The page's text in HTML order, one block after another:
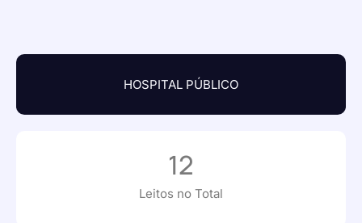
HOSPITAL PÚBLICO
Leitos no Total
12